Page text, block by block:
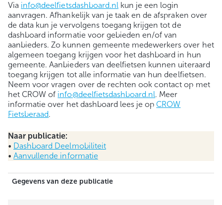
Via info@deelfietsdashboard.nlkun je een login
aanvragen. Afhankelijk van je taak en de afspraken over
de data kun je vervolgens toegang krijgen tot de
dashboard informatie voor gebieden en/of van
aanbieders. Zo kunnen gemeente medewerkers over het
algemeen toegang krijgen voor het dashboard in hun
gemeente. Aanbieders van deelfietsen kunnen uiteraard
toegang krijgen tot alle informatie van hun deelfietsen.
Neem voor vragen over de rechten ook contact op met
het CROW of info@deelfietsdashboard.nl. Meer
informatie over het dashboard lees je op CROW
Fietsberaad.
Naar publicatie:
• Dashboard Deelmobiliteit
•Aanvullende informatie
Gegevens van deze publicatie